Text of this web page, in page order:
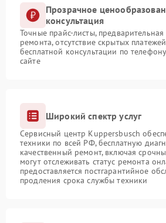
Прозрачное
консультация
Точные прайс-листы,
ремонта, отсутствие скрытых
бесплатной консультации по
сайте
Широкий спектр услуг
Сервисный центр Kuppersbusch
техники по всей РФ, бесплатную
качественный ремонт, включая
могут отслеживать статус ремонта
предоставляется постгарантийное
продления срока службы техники